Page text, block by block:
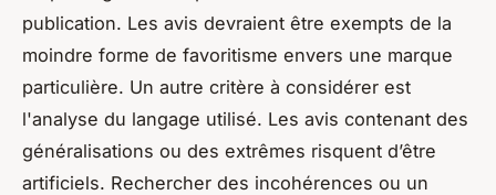
publication. Les avis devraient être exempts de la
moindre forme de favoritisme envers une marque
particulière. Un autre critère à considérer est
l'analyse du langage utilisé. Les avis contenant des
généralisations ou des extrêmes risquent d’être
artificiels. Rechercher des incohérences ou un